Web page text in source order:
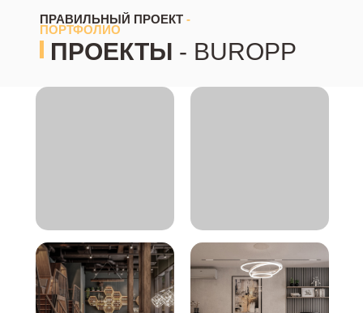
ПРОЕКТЫ - BUROPP
ПРАВИЛЬНЫЙ ПРОЕКТ -
ПОРТФОЛИО